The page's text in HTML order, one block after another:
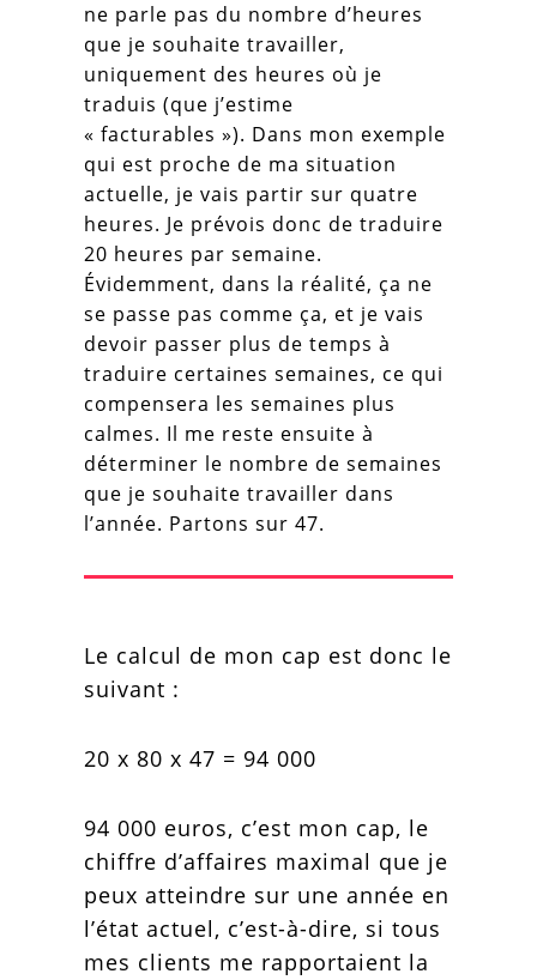
ne parle pas du nombre d’heures
que je souhaite travailler,
uniquement des heures où je
traduis (que j’estime
« facturables »). Dans mon exemple
qui est proche de ma situation
actuelle, je vais partir sur quatre
heures. Je prévois donc de traduire
20 heures par semaine.
Évidemment, dans la réalité, ça ne
se passe pas comme ça, et je vais
devoir passer plus de temps à
traduire certaines semaines, ce qui
compensera les semaines plus
calmes. Il me reste ensuite à
déterminer le nombre de semaines
que je souhaite travailler dans
l’année. Partons sur 47.
Le calcul de mon cap est donc le
suivant :
20 x 80 x 47 = 94 000
94 000 euros, c’est mon cap, le
chiffre d’affaires maximal que je
peux atteindre sur une année en
l’état actuel, c’est-à-dire, si tous
mes clients me rapportaient la